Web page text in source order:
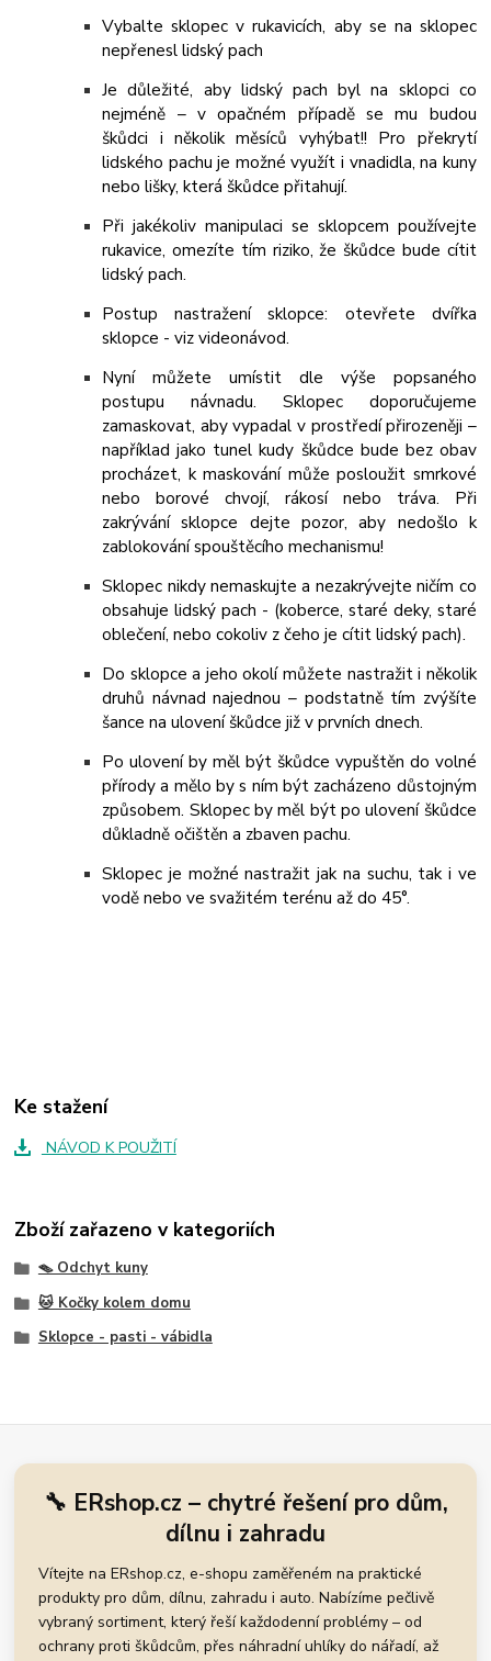
Vybalte sklopec v rukavicích, aby se na sklopec
nepřenesl lidský pach
Je důležité, aby lidský pach byl na sklopci co
nejméně – v opačném případě se mu budou
škůdci i několik měsíců vyhýbat!! Pro překrytí
lidského pachu je možné využít i vnadidla, na kuny
nebo lišky, která škůdce přitahují.
Při jakékoliv manipulaci se sklopcem používejte
rukavice, omezíte tím riziko, že škůdce bude cítit
lidský pach.
Postup nastražení sklopce: otevřete dvířka
sklopce - viz videonávod.
Nyní můžete umístit dle výše popsaného
postupu návnadu. Sklopec doporučujeme
zamaskovat, aby vypadal v prostředí přirozeněji –
například jako tunel kudy škůdce bude bez obav
procházet, k maskování může posloužit smrkové
nebo borové chvojí, rákosí nebo tráva. Při
zakrývání sklopce dejte pozor, aby nedošlo k
zablokování spouštěcího mechanismu!
Sklopec nikdy nemaskujte a nezakrývejte ničím co
obsahuje lidský pach - (koberce, staré deky, staré
oblečení, nebo cokoliv z čeho je cítit lidský pach).
Do sklopce a jeho okolí můžete nastražit i několik
druhů návnad najednou – podstatně tím zvýšíte
šance na ulovení škůdce již v prvních dnech.
Po ulovení by měl být škůdce vypuštěn do volné
přírody a mělo by s ním být zacházeno důstojným
způsobem. Sklopec by měl být po ulovení škůdce
důkladně očištěn a zbaven pachu.
Sklopec je možné nastražit jak na suchu, tak i ve
vodě nebo ve svažitém terénu až do 45°.
Ke stažení
NÁVOD K POUŽITÍ
Zboží zařazeno v kategoriích
🪤 Odchyt kuny
🐱 Kočky kolem domu
Sklopce - pasti - vábidla
🔧 ERshop.cz – chytré řešení pro dům,
dílnu i zahradu
Vítejte na ERshop.cz, e-shopu zaměřeném na praktické
produkty pro dům, dílnu, zahradu i auto. Nabízíme pečlivě
vybraný sortiment, který řeší každodenní problémy – od
ochrany proti škůdcům, přes náhradní uhlíky do nářadí, až